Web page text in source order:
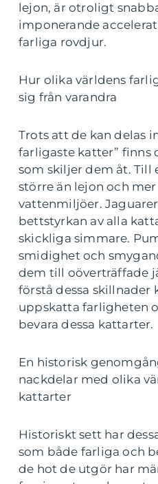
lejon, är otroligt
imponerande
farliga rovdjur.
Hur olika världens
sig från varandra
Trots att de kan delas
farligaste katter” finns
som skiljer dem åt. Till
större än lejon och
vattenmiljöer.
bettstyrkan av alla
skickliga simmare.
smidighet och
dem till oöverträffade
förstå dessa skillnader
uppskatta farligheten
bevara dessa kattarter.
En historisk
nackdelar med olika
kattarter
Historiskt sett har
som både farliga och
de hot de utgör har